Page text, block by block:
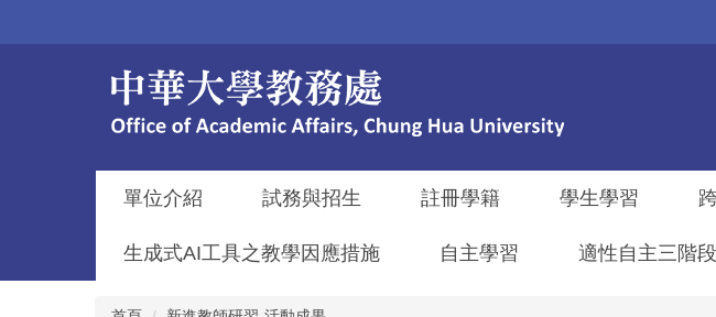
單位介紹 試務與招生 註冊學籍 學生學習
生成式AI工具之教學因應措施 自主學習 適性自主三階